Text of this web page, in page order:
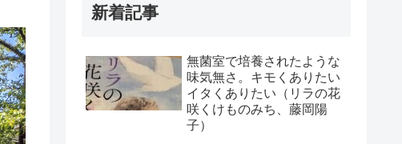
新着記事
無菌室で培養されたような
味気無さ。キモくありたい
イタくありたい（リラの花
咲くけものみち、藤岡陽
子）